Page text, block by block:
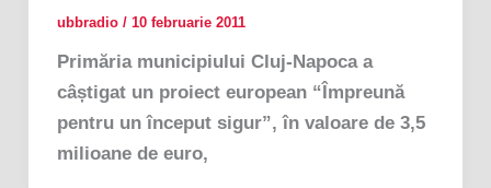
ubbradio / 10 februarie 2011
Primăria municipiului Cluj-Napoca a
câștigat un proiect european “Împreună
pentru un început sigur”, în valoare de 3,5
milioane de euro,